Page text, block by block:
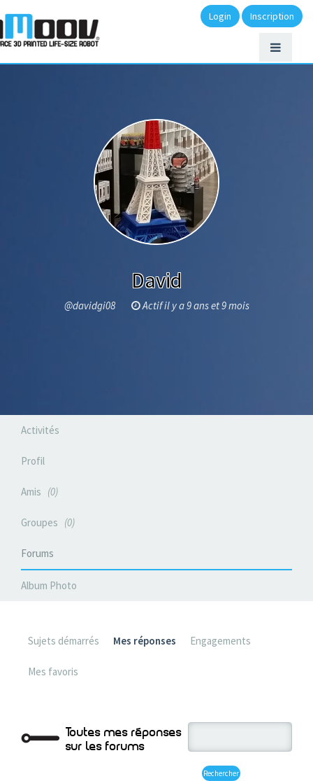
Login Inscription
David
@davidgi08 Actif il y a 9 ans et 9 mois
Activités
Profil
Amis 0
Groupes 0
Forums
Album Photo
Sujets démarrés Mes réponses Engagements
Mes favoris
Toutes mes réponses
sur les forums